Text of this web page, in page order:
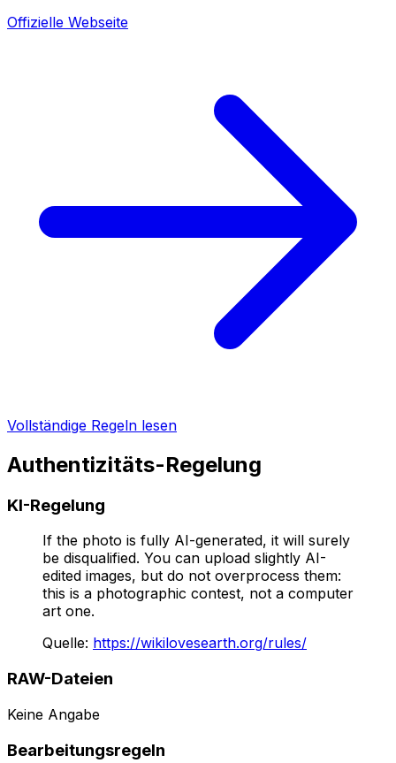
Offizielle Webseite
Vollständige Regeln lesen
Authentizitäts-Regelung
KI-Regelung
If the photo is fully AI-generated, it will surely
be disqualified. You can upload slightly AI-
edited images, but do not overprocess them:
this is a photographic contest, not a computer
art one.
Quelle: https://wikilovesearth.org/rules/
RAW-Dateien
Keine Angabe
Bearbeitungsregeln